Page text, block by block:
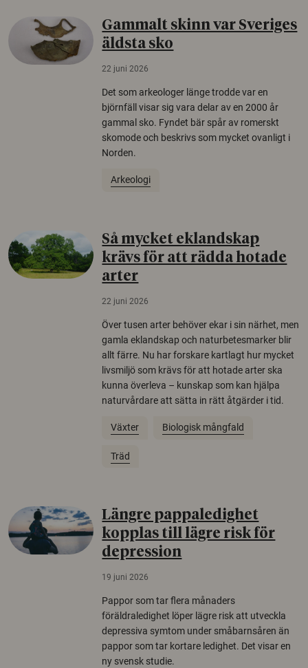
Gammalt skinn var Sveriges
äldsta sko
22 juni 2026
Det som arkeologer länge trodde var en
björnfäll visar sig vara delar av en 2000 år
gammal sko. Fyndet bär spår av romerskt
skomode och beskrivs som mycket ovanligt i
Norden.
Arkeologi
Så mycket eklandskap
krävs för att rädda hotade
arter
22 juni 2026
Över tusen arter behöver ekar i sin närhet, men
gamla eklandskap och naturbetesmarker blir
allt färre. Nu har forskare kartlagt hur mycket
livsmiljö som krävs för att hotade arter ska
kunna överleva – kunskap som kan hjälpa
naturvårdare att sätta in rätt åtgärder i tid.
Växter Biologisk mångfald
Träd
Längre pappaledighet
kopplas till lägre risk för
depression
19 juni 2026
Pappor som tar flera månaders
föräldraledighet löper lägre risk att utveckla
depressiva symtom under småbarnsåren än
pappor som tar kortare ledighet. Det visar en
ny svensk studie.